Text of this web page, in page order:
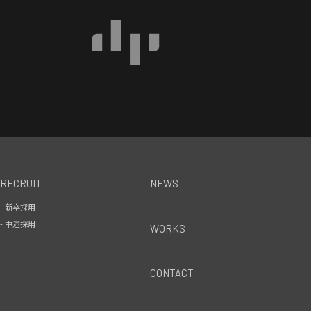
RECRUIT
- 新卒採用
- 中途採用
NEWS
WORKS
CONTACT